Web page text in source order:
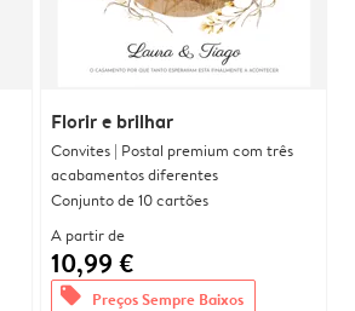
Florir e brilhar
Convites | Postal premium com três
acabamentos diferentes
Conjunto de 10 cartões
A partir de
10,99 €
offers Preços Sempre Baixos